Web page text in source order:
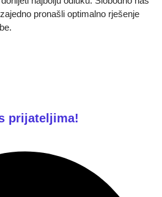
pronašli optimalno rješenje
prijateljima!